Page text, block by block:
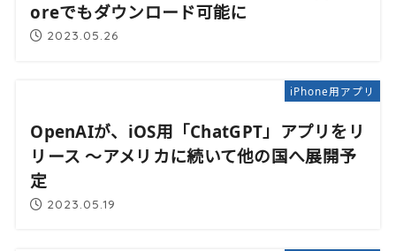
oreでもダウンロード可能に
2023.05.26
iPhone用アプリ
OpenAIが、iOS用「ChatGPT」アプリをリ
リース 〜アメリカに続いて他の国へ展開予
定
2023.05.19